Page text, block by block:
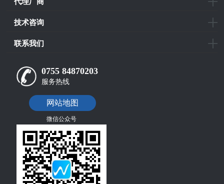
技术咨询
联系我们
0755 84870203
服务热线
网站地图
微信公众号